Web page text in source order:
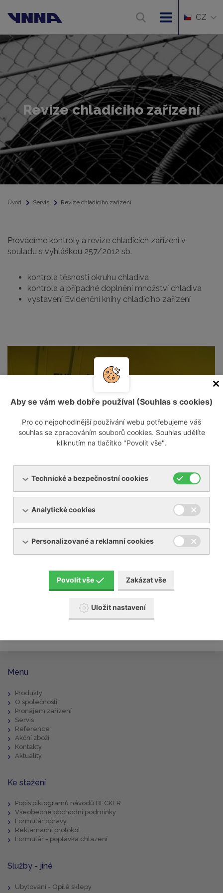
CZ
Revize chladícího zařízení
Úvod Servis Revize chladícího zařízení
Provádíme kontroly a revize chladících zařízení v
souladu s vyhláškou 257/2012 sb.
kontrola těsnosti okruhu chladiva
kontrola a případné doplnění množství chladiva
vystavení Evidenční knihy chladícího zařízení
Servis dmychadel, vývěv
Servis kompresorů
Servis sušiček a filtrů stlačených plynů
Revize chladícího zařízení
Menu
Produkty
O společnosti
Pronájem zařízení
Servis
Reference
Akční zboží
Kontakty
Aktuality
Ke stažení
Popis piktogramů návodů BECKER
Všeobecné obchodní podmínky
Formulář opravy
Reklamační protokol
Formulář - poptávka chlazení
Služby - jiné
Ubytování - Opilé sklepy
Aby se vám web dobře používal (Souhlas s cookies)
Pro co nejpohodlnější používání webu potřebujeme váš
souhlas se zpracováním souborů cookies. Souhlas udělíte
kliknutím na tlačítko "Povolit vše".
Technické a bezpečnostní cookies
Analytické cookies
Personalizované a reklamní cookies
Povolit vše Zakázat vše
Uložit nastavení